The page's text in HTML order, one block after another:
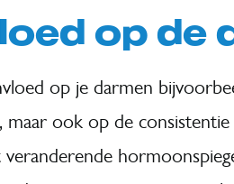
op de
op je darmen
maar ook op de consistentie